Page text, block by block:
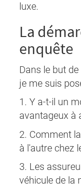
luxe.
La
enquête
Dans le but
je me suis
1. Y a-t-il un
avantageux à
2. Comment
à l'autre chez
3. Les
véhicule de la